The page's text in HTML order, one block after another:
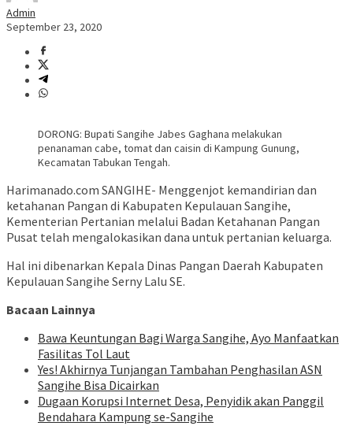
Admin
September 23, 2020
DORONG: Bupati Sangihe Jabes Gaghana melakukan
penanaman cabe, tomat dan caisin di Kampung Gunung,
Kecamatan Tabukan Tengah.
Harimanado.com SANGIHE- Menggenjot kemandirian dan
ketahanan Pangan di Kabupaten Kepulauan Sangihe,
Kementerian Pertanian melalui Badan Ketahanan Pangan
Pusat telah mengalokasikan dana untuk pertanian keluarga.
Hal ini dibenarkan Kepala Dinas Pangan Daerah Kabupaten
Kepulauan Sangihe Serny Lalu SE.
Bacaan Lainnya
Bawa Keuntungan Bagi Warga Sangihe, Ayo Manfaatkan
Fasilitas Tol Laut
Yes! Akhirnya Tunjangan Tambahan Penghasilan ASN
Sangihe Bisa Dicairkan
Dugaan Korupsi Internet Desa, Penyidik akan Panggil
Bendahara Kampung se-Sangihe